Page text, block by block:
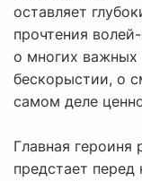
оставляет
прочтения
о многих важных
бескорыстии, о
самом деле
Главная героиня
предстает